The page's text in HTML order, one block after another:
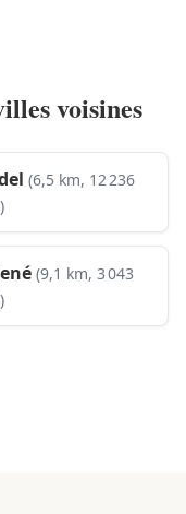
voisines
(6,5 km, 12 236
(9,1 km, 3 043